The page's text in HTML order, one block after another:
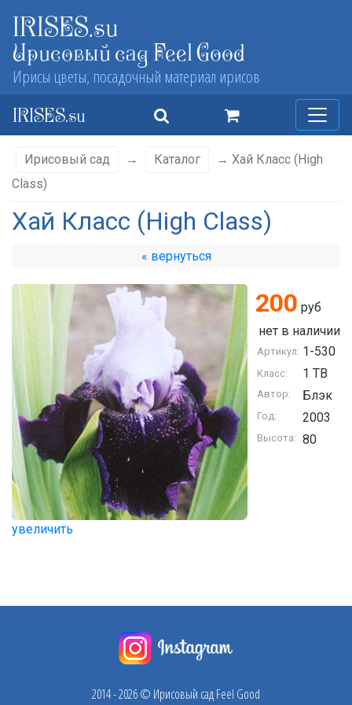
IRISES.su
Ирисовый сад Feel Good
Ирисы цветы, посадочный материал ирисов
IRISES.su
Ирисовый сад → Каталог
→ Хай Класс (High
Class)
Хай Класс (High Class)
« вернуться
увеличить
200 руб
нет в наличии
Артикул: 1-530
Класс: 1 TB
Автор: Блэк
Год: 2003
Высота: 80
2014 - 2026 © Ирисовый сад Feel Good